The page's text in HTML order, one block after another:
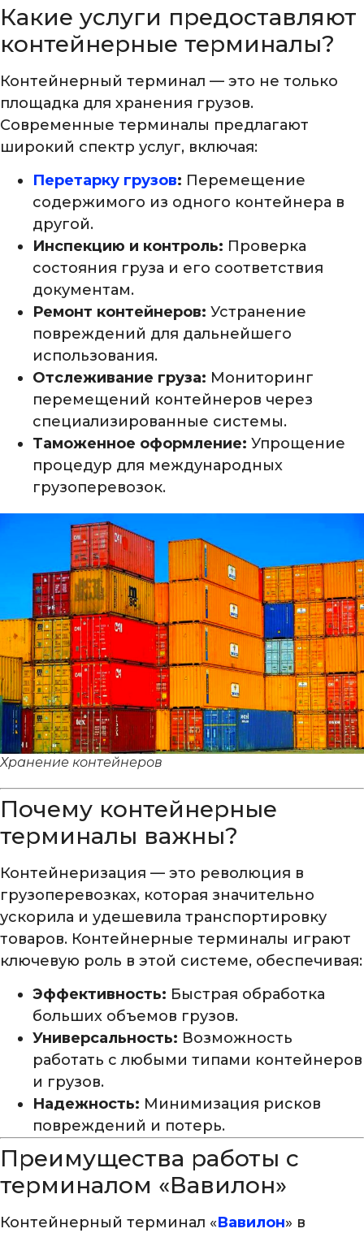
Какие услуги предоставляют
контейнерные терминалы?
Контейнерный терминал — это не только
площадка для хранения грузов.
Современные терминалы предлагают
широкий спектр услуг, включая:
Перетарку грузов: Перемещение
содержимого из одного контейнера в
другой.
Инспекцию и контроль: Проверка
состояния груза и его соответствия
документам.
Ремонт контейнеров: Устранение
повреждений для дальнейшего
использования.
Отслеживание груза: Мониторинг
перемещений контейнеров через
специализированные системы.
Таможенное оформление: Упрощение
процедур для международных
грузоперевозок.
Хранение контейнеров
Почему контейнерные
терминалы важны?
Контейнеризация — это революция в
грузоперевозках, которая значительно
ускорила и удешевила транспортировку
товаров. Контейнерные терминалы играют
ключевую роль в этой системе, обеспечивая:
Эффективность: Быстрая обработка
больших объемов грузов.
Универсальность: Возможность
работать с любыми типами контейнеров
и грузов.
Надежность: Минимизация рисков
повреждений и потерь.
Преимущества работы с
терминалом «Вавилон»
Контейнерный терминал «Вавилон» в